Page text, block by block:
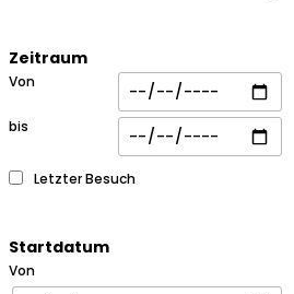
Zeitraum
Von
bis
Letzter Besuch
Startdatum
Von